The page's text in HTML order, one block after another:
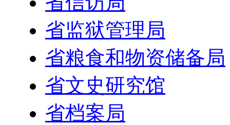
省监狱管理局
省粮食和物资储备局
省文史研究馆
省档案局